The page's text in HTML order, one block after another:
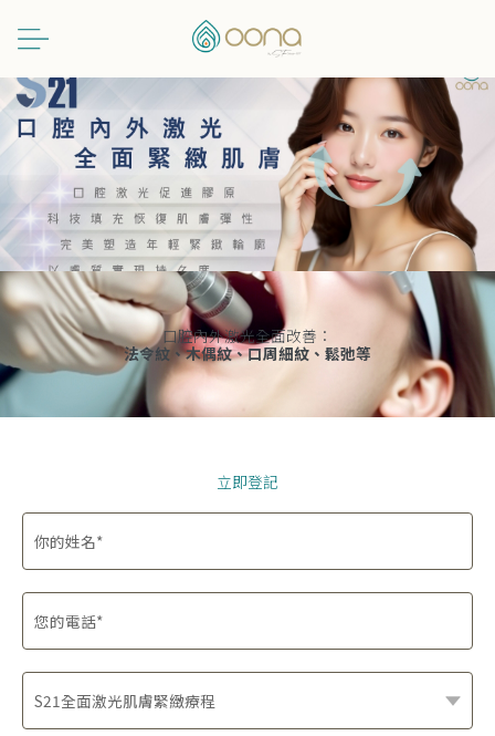
要
內
口腔內外激光全面改善：
法令紋、木偶紋、口周細紋、鬆弛等
立即登記